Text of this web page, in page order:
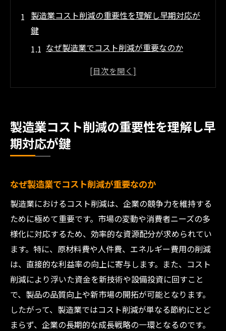
製造業コスト削減の重要性を理解し早期対応が
鍵
なぜ製造業でコスト削減が重要なのか
早期対応が製造業の成長に与える影響
減
成功するコスト削減のための初期ステップ
資源活用の最適化がもたらすメリット
製造プロセスにおける無駄の特定と削減
サプライチェーン管理を通じた効率化
製造工程の改善で資源を無駄なく使う
持続可能な資源活用を支えるテクノロジー
現場での資源活用改善事例の紹介
エネルギーコストの最適化が製造業の利益率を
左右する
エネルギー消費の見直しでコストを削減す
製造業コスト削減の重要性を理解し早
期対応が鍵
なぜ製造業でコスト削減が重要なのか
製造業におけるコスト削減は、企業の競争力を維持する
ために極めて重要です。市場の変動や消費者ニーズの多
様化に対応するため、効率的な資源配分が求められてい
ます。特に、原材料費や人件費、エネルギー費用の削減
は、直接的な利益率の向上に寄与します。また、コスト
削減により浮いた資金を新技術や設備投資に回すこと
で、製品の品質向上や新市場の開拓が可能となります。
したがって、製造業ではコスト削減が単なる節約にとど
まらず、企業の長期的な成長戦略の一環となるのです。